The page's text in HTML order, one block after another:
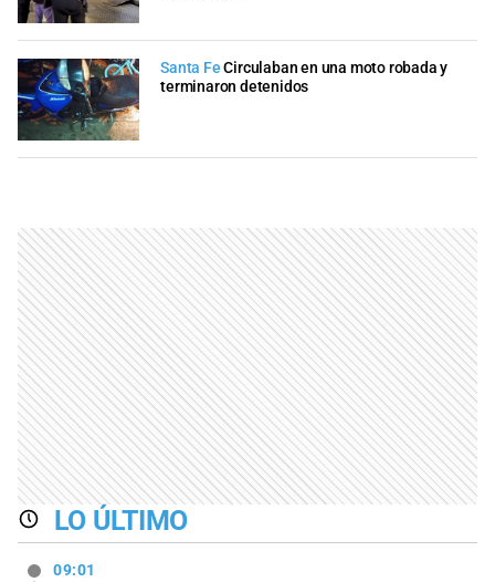
Santa Fe Circulaban en una moto robada y
terminaron detenidos
LO ÚLTIMO
09:01